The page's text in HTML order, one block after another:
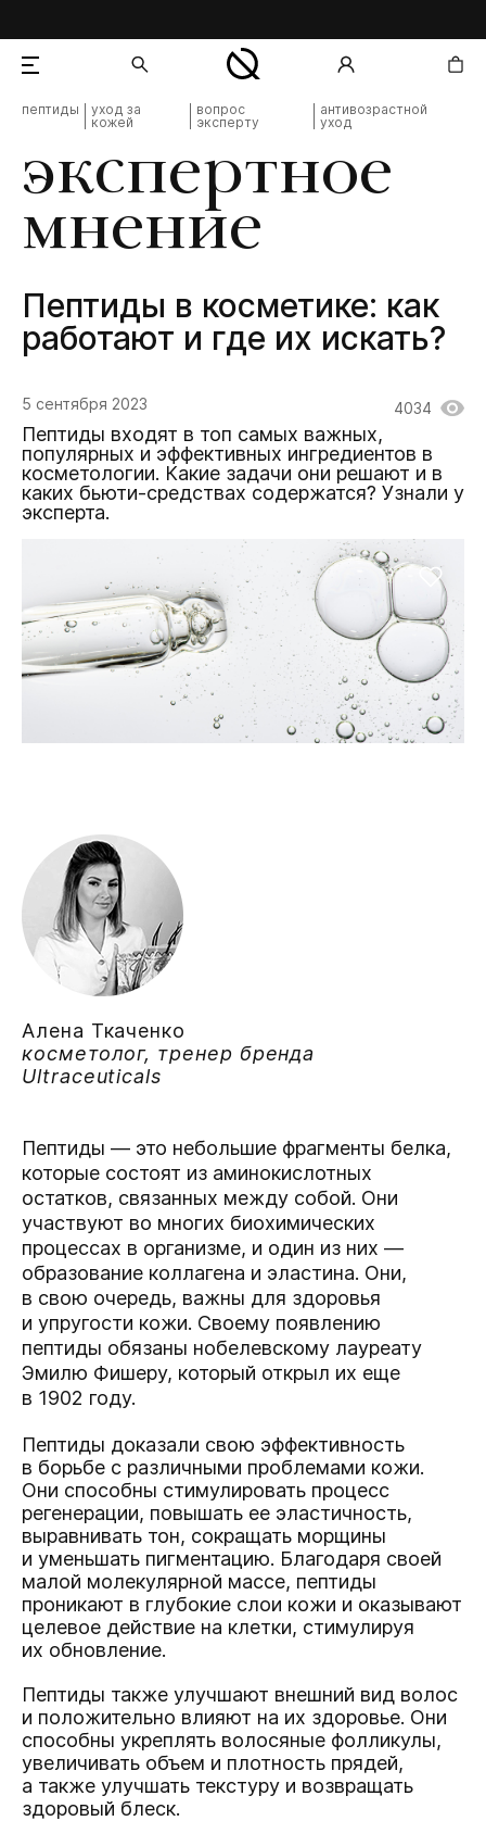
добавлен в корзину
экспертное
мнение
Пептиды в косметике: как
работают и где их искать?
пептиды
уход за
кожей
вопрос
эксперту
антивозрастной
уход
5 сентября 2023 4034
Пептиды входят в топ самых важных,
популярных и эффективных ингредиентов в
косметологии. Какие задачи они решают и в
каких бьюти-средствах содержатся? Узнали у
эксперта.
Алена Ткаченко
косметолог, тренер бренда
Ultraceuticals
Пептиды — это небольшие фрагменты белка,
которые состоят из аминокислотных
остатков, связанных между собой. Они
участвуют во многих биохимических
процессах в организме, и один из них —
образование коллагена и эластина. Они,
в свою очередь, важны для здоровья
и упругости кожи. Своему появлению
пептиды обязаны нобелевскому лауреату
Эмилю Фишеру, который открыл их еще
в 1902 году.
Пептиды доказали свою эффективность
в борьбе с различными проблемами кожи.
Они способны стимулировать процесс
регенерации, повышать ее эластичность,
выравнивать тон, сокращать морщины
и уменьшать пигментацию. Благодаря своей
малой молекулярной массе, пептиды
проникают в глубокие слои кожи и оказывают
целевое действие на клетки, стимулируя
их обновление.
Пептиды также улучшают внешний вид волос
и положительно влияют на их здоровье. Они
способны укреплять волосяные фолликулы,
увеличивать объем и плотность прядей,
а также улучшать текстуру и возвращать
здоровый блеск.